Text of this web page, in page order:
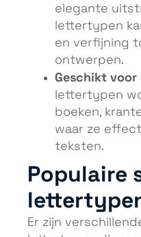
elegante
lettertypen
en verfijning
ontwerpen.
Geschikt
lettertypen
boeken,
waar ze
teksten.
Populaire
Er zijn